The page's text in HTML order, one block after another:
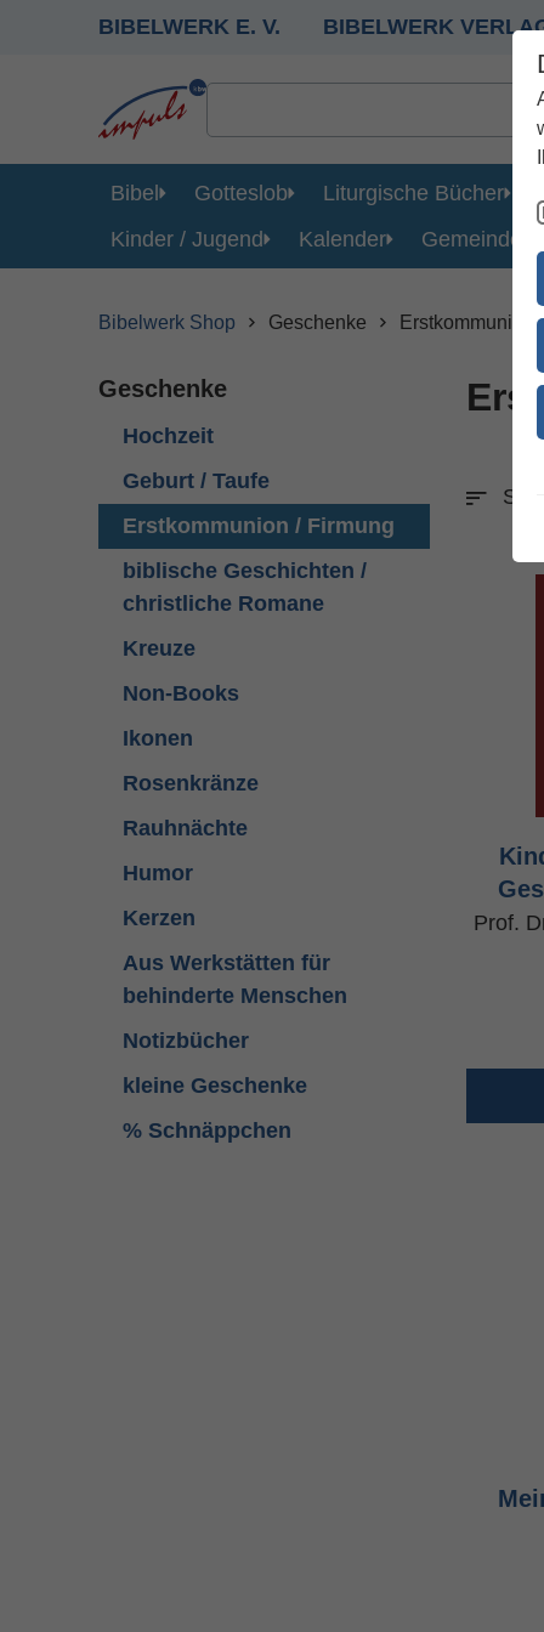
BIBELWERK E. V. BIBELWERK
Bibel Gotteslob Liturgische Bücher
Kinder / Jugend
Kalender Gemeinde
Bibelwerk Shop Geschenke Erstkommunion
Geschenke
Hochzeit
Geburt / Taufe
Erstkommunion / Firmung
biblische Geschichten /
christliche Romane
Kreuze
Non-Books
Ikonen
Rosenkränze
Rauhnächte
Humor
Kerzen
Aus Werkstätten für
behinderte Menschen
Notizbücher
kleine Geschenke
% Schnäppchen
Prof.